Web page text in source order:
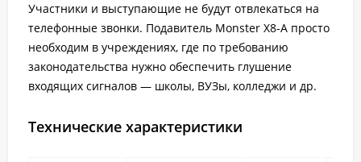
Участники и выступающие не будут отвлекаться на
телефонные звонки. Подавитель Monster X8-A просто
необходим в учреждениях, где по требованию
законодательства нужно обеспечить глушение
входящих сигналов — школы, ВУЗы, колледжи и др.
Технические характеристики